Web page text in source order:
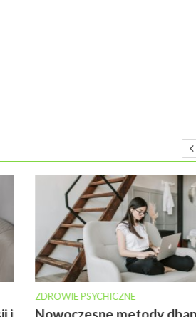
i
ZDROWIE PSYCHICZNE
Nowoczesne metody